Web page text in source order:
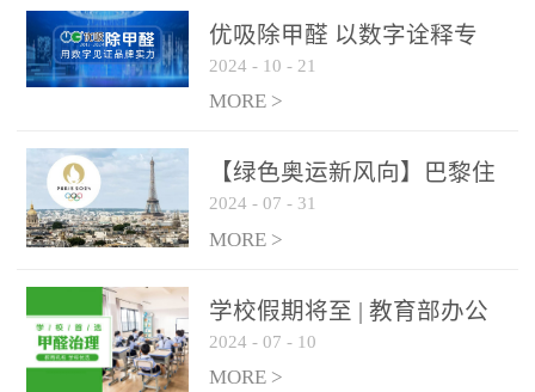
优吸除甲醛 以数字诠释专
业，尽显除醛品牌实力！
2024 - 10 - 21
MORE >
【绿色奥运新风向】巴黎住
宿风波：优吸环保共建健康
绿色家居
2024 - 07 - 31
MORE >
学校假期将至 | 教育部办公
厅关于加强学校新建校舍室
内空气质量管理通知
2024 - 07 - 10
MORE >